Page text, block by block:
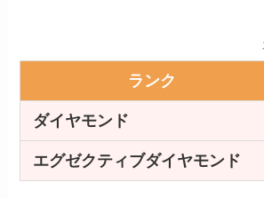
ランク
ダイヤモンド
エグゼクティブダイヤモンド